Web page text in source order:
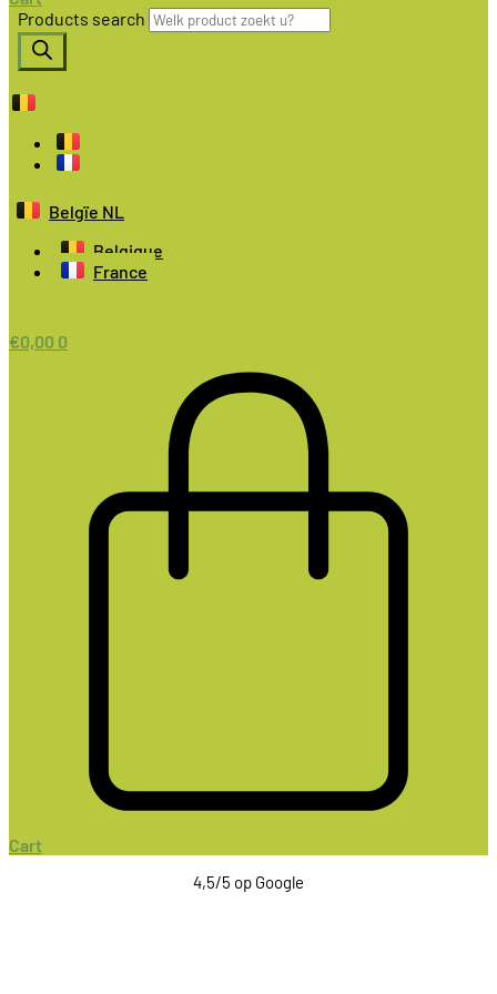
Products search
Belgïe NL
Belgique
France
€0,00 0
Cart
4,5/5 op Google